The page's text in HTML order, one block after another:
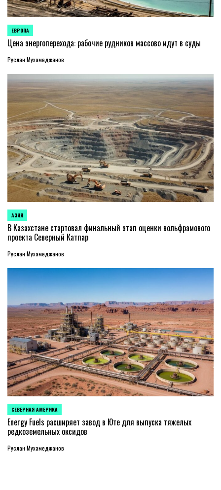
ОПУБЛИКОВАНО
В
ЕВРОПА
Цена энергоперехода: рабочие рудников массово идут в суды
Руслан Мухамеджанов
ОПУБЛИКОВАНО
В
АЗИЯ
В Казахстане стартовал финальный этап оценки вольфрамового
проекта Северный Катпар
Руслан Мухамеджанов
ОПУБЛИКОВАНО
В
СЕВЕРНАЯ АМЕРИКА
Energy Fuels расширяет завод в Юте для выпуска тяжелых
редкоземельных оксидов
Руслан Мухамеджанов